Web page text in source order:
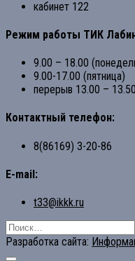
кабинет 122
Режим работы ТИК
9.00 – 18.00
9.00-17.00 (пятница)
перерыв 13.00 – 13.50
Контактный телефон:
8(86169) 3-20-86
E-mail:
t33@ikkk.ru
Найти:
Разработка сайта: